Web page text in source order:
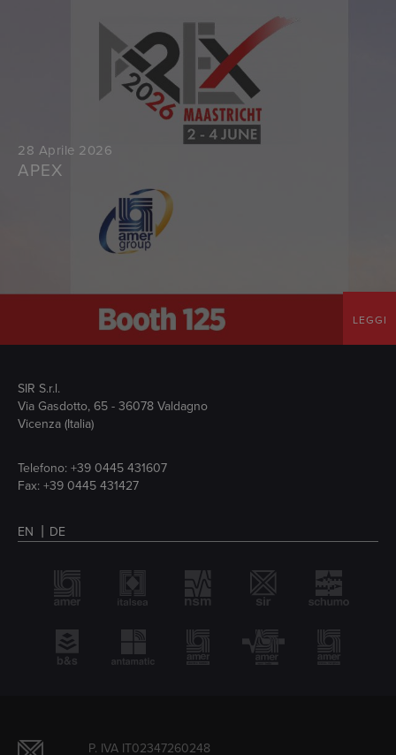
28 Aprile 2026
APEX
LEGGI
SIR S.r.l.
Via Gasdotto, 65 - 36078 Valdagno
Vicenza (Italia)
Telefono: +39 0445 431607
Fax: +39 0445 431427
EN DE
P. IVA IT02347260248